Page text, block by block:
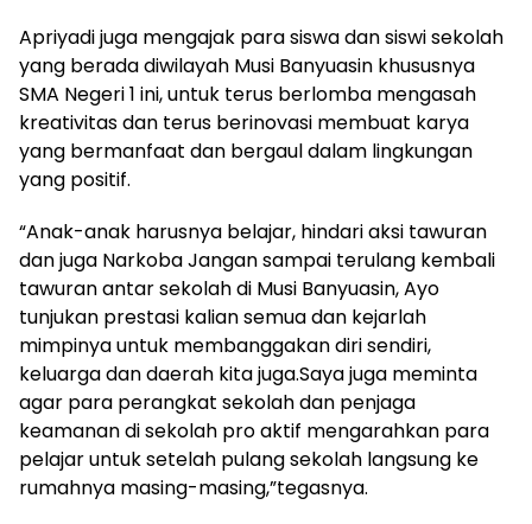
Apriyadi juga mengajak para siswa dan siswi sekolah
yang berada diwilayah Musi Banyuasin khususnya
SMA Negeri 1 ini, untuk terus berlomba mengasah
kreativitas dan terus berinovasi membuat karya
yang bermanfaat dan bergaul dalam lingkungan
yang positif.
“Anak-anak harusnya belajar, hindari aksi tawuran
dan juga Narkoba Jangan sampai terulang kembali
tawuran antar sekolah di Musi Banyuasin, Ayo
tunjukan prestasi kalian semua dan kejarlah
mimpinya untuk membanggakan diri sendiri,
keluarga dan daerah kita juga.Saya juga meminta
agar para perangkat sekolah dan penjaga
keamanan di sekolah pro aktif mengarahkan para
pelajar untuk setelah pulang sekolah langsung ke
rumahnya masing-masing,”tegasnya.